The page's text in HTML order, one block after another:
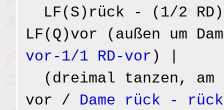
LF(S)rück - (1/2
LF(Q)vor (außen um
vor-1/1 RD-vor ) |
(dreimal tanzen,
vor / Dame rück -